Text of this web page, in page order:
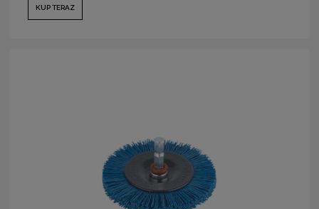
KUP TERAZ